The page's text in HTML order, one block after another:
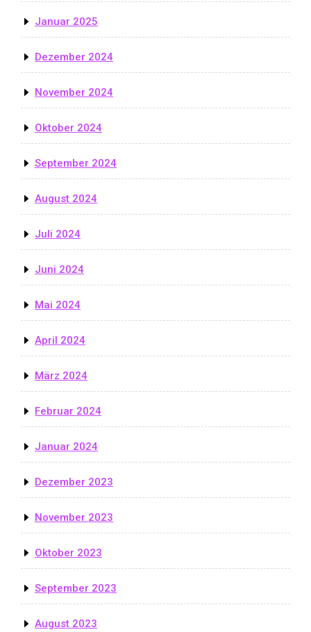
Januar 2025
Dezember 2024
November 2024
Oktober 2024
September 2024
August 2024
Juli 2024
Juni 2024
Mai 2024
April 2024
März 2024
Februar 2024
Januar 2024
Dezember 2023
November 2023
Oktober 2023
September 2023
August 2023